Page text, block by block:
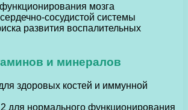
мозга
сосудистой системы
развития воспалительных
и минералов
здоровых костей и иммунной
для нормального функционирования